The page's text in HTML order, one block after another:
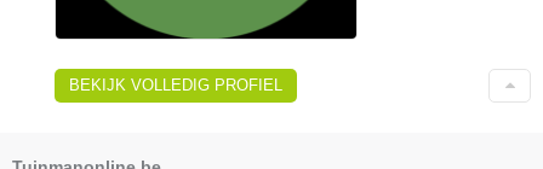
BEKIJK VOLLEDIG PROFIEL